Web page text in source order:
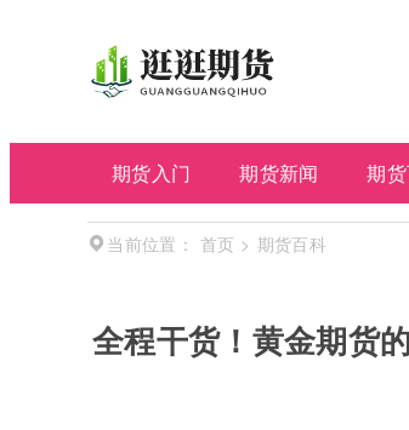
期货入门 期货新闻 期
当前位置： 首页 > 期货百科
全程干货！黄金期货